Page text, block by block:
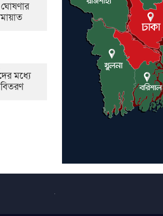
ঘোষণার
মধ্যে
লন্ডনে
কলেজ
সভা
সম্মেলনে
ফারুক